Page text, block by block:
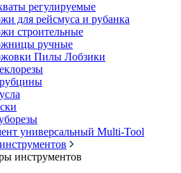
регулируемые
для рейсмуса и рубанка
строительные
ручные
Пилы Лобзики
универсальный Multi-Tool
инструментов